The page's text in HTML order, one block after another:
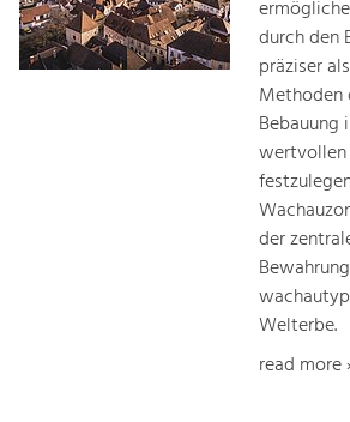
durch den
präziser
Bebauung
wertvollen
der
Welterbe.
read more